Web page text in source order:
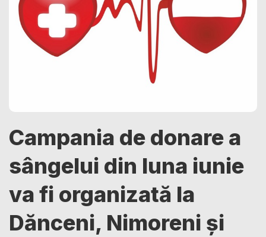
Campania de donare a
sângelui din luna iunie
va fi organizată la
Dănceni, Nimoreni și